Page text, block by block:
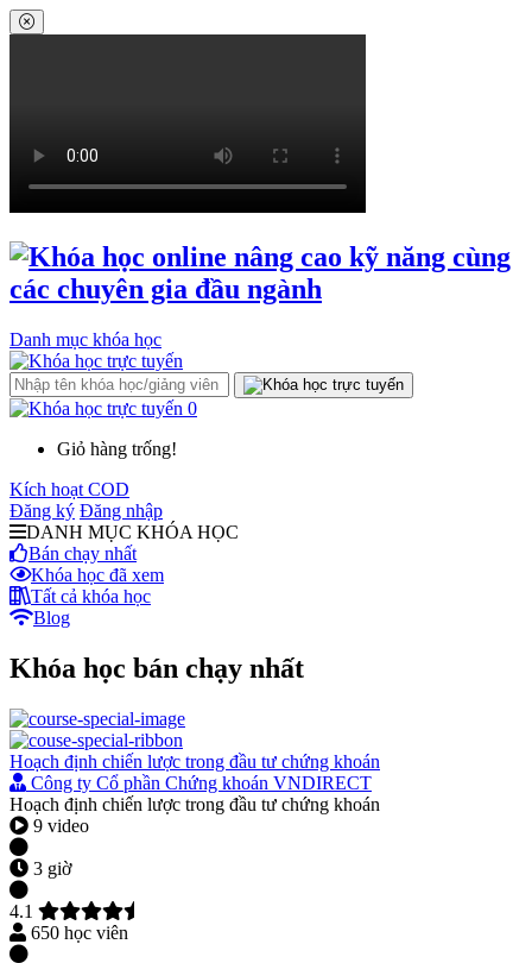
Danh mục khóa học
0
Giỏ hàng trống!
Kích hoạt COD
Đăng ký Đăng nhập
DANH MỤC KHÓA HỌC
Bán chạy nhất
Khóa học đã xem
Tất cả khóa học
Blog
Khóa học bán chạy nhất
Hoạch định chiến lược trong đầu tư chứng khoán
Công ty Cổ phần Chứng khoán VNDIRECT
Hoạch định chiến lược trong đầu tư chứng khoán
9 video
3 giờ
4.1
650 học viên